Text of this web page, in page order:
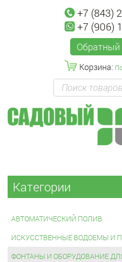
+7 (843)
+7 (906)
Обратный
Корзина:
Категории
АВТОМАТИЧЕСКИЙ ПОЛИВ
ИСКУССТВЕННЫЕ ВОДОЕМЫ И
ФОНТАНЫ И ОБОРУДОВАНИЕ